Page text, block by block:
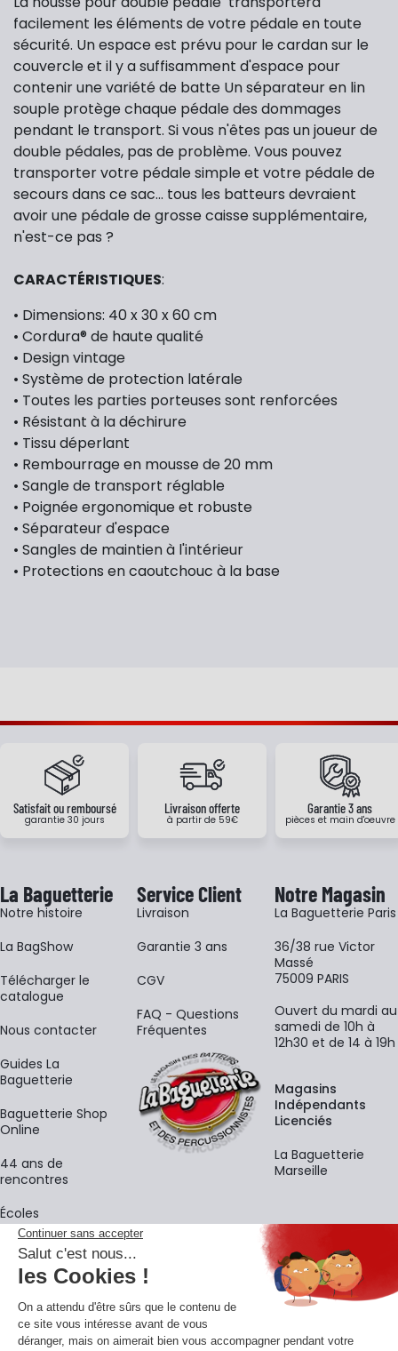
facilement les éléments de votre pédale en toute
sécurité. Un espace est prévu pour le cardan sur le
couvercle et il y a suffisamment d'espace pour
contenir une variété de batte Un séparateur en lin
souple protège chaque pédale des dommages
pendant le transport. Si vous n'êtes pas un joueur de
double pédales, pas de problème. Vous pouvez
transporter votre pédale simple et votre pédale de
secours dans ce sac... tous les batteurs devraient
avoir une pédale de grosse caisse supplémentaire,
n'est-ce pas ?
CARACTÉRISTIQUES:
• Dimensions: 40 x 30 x 60 cm
• Cordura® de haute qualité
• Design vintage
• Système de protection latérale
• Toutes les parties porteuses sont renforcées
• Résistant à la déchirure
• Tissu déperlant
• Rembourrage en mousse de 20 mm
• Sangle de transport réglable
• Poignée ergonomique et robuste
• Séparateur d'espace
• Sangles de maintien à l'intérieur
• Protections en caoutchouc à la base
Satisfait ou remboursé
garantie 30 jours
Livraison offerte
à partir de 59€
Garantie 3 ans
pièces et main d'oeuvre
La Baguetterie
Notre histoire
La BagShow
​Télécharger le
catalogue
Nous contacter
Guides La
Baguetterie
Baguetterie Shop
Online
44 ans de
rencontres
Écoles
Service Client
Livraison
Garantie 3 ans
CGV
FAQ - Questions
Fréquentes
Notre Magasin
La Baguetterie Paris
36/38 rue Victor
Massé
75009 PARIS
Ouvert du mardi au
samedi de 10h à
12h30 et de 14 à 19h
Magasins
Indépendants
Licenciés
La Baguetterie
Marseille
La newsletter
Adresse e-mail
En vous inscrivant à notre newsletter, vous acceptez notre
confidentialité.
Retrouvons-nous sur